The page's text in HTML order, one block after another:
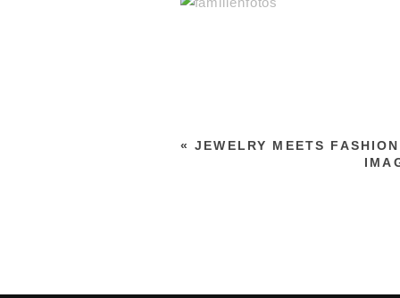
« JEWELRY MEETS FASHION